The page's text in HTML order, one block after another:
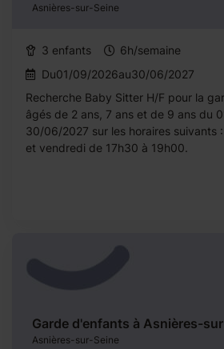
Asnières-sur-Seine
3 enfants
6h/semaine
Du01/09/2026au30/06/2027
Recherche Baby Sitter H/F pour la
âgés de 2 ans, 7 ans et de 9 ans du
30/06/2027 sur les horaires suivants
et vendredi de 17h30 à 19h00.
Garde d'enfants à Asnières-
Asnières-sur-Seine